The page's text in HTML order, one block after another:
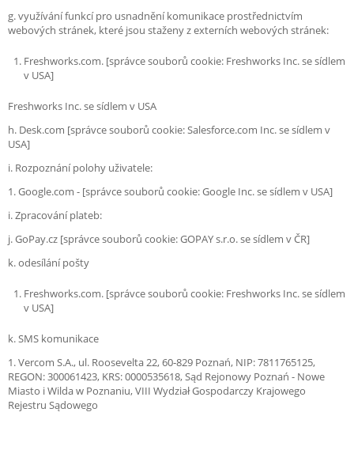
g. využívání funkcí pro usnadnění komunikace prostřednictvím
webových stránek, které jsou staženy z externích webových stránek:
Freshworks.com. [správce souborů cookie: Freshworks Inc. se sídlem
v USA]
Freshworks Inc. se sídlem v USA
h. Desk.com [správce souborů cookie: Salesforce.com Inc. se sídlem v
USA]
i. Rozpoznání polohy uživatele:
1. Google.com - [správce souborů cookie: Google Inc. se sídlem v USA]
i. Zpracování plateb:
j. GoPay.cz [správce souborů cookie: GOPAY s.r.o. se sídlem v ČR]
k. odesílání pošty
Freshworks.com. [správce souborů cookie: Freshworks Inc. se sídlem
v USA]
k. SMS komunikace
1. Vercom S.A., ul. Roosevelta 22, 60‑829 Poznań, NIP: 7811765125,
REGON: 300061423, KRS: 0000535618, Sąd Rejonowy Poznań - Nowe
Miasto i Wilda w Poznaniu, VIII Wydział Gospodarczy Krajowego
Rejestru Sądowego